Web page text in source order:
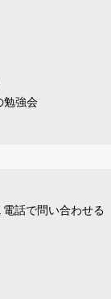
勉強会
電話で問い合わせる